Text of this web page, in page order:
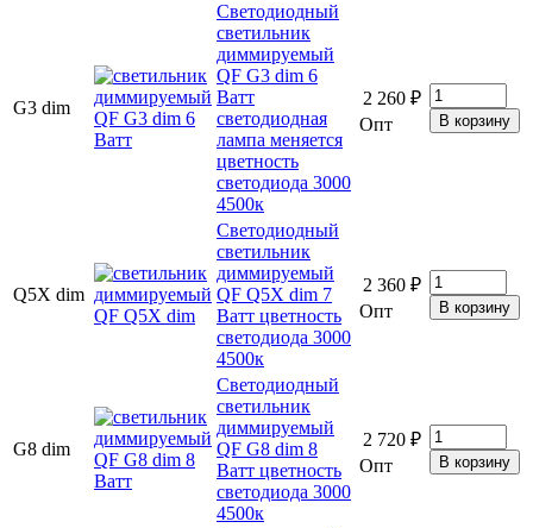
G3 dim
Светодиодный
светильник
диммируемый
QF G3 dim 6
Ватт
светодиодная
лампа меняется
цветность
светодиода 3000
4500к
2 260 ₽
Опт
Q5X dim
Светодиодный
светильник
диммируемый
QF Q5X dim 7
Ватт цветность
светодиода 3000
4500к
2 360 ₽
Опт
G8 dim
Светодиодный
светильник
диммируемый
QF G8 dim 8
Ватт цветность
светодиода 3000
4500к
2 720 ₽
Опт